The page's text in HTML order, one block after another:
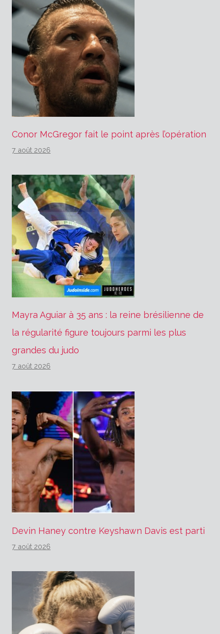
Conor McGregor fait le point après l’opération
7 août 2026
Mayra Aguiar à 35 ans : la reine brésilienne de
la régularité figure toujours parmi les plus
grandes du judo
7 août 2026
Devin Haney contre Keyshawn Davis est parti
7 août 2026